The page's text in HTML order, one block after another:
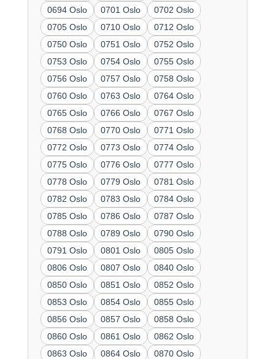
0694 Oslo
0701 Oslo
0702 Oslo
0705 Oslo
0710 Oslo
0712 Oslo
0750 Oslo
0751 Oslo
0752 Oslo
0753 Oslo
0754 Oslo
0755 Oslo
0756 Oslo
0757 Oslo
0758 Oslo
0760 Oslo
0763 Oslo
0764 Oslo
0765 Oslo
0766 Oslo
0767 Oslo
0768 Oslo
0770 Oslo
0771 Oslo
0772 Oslo
0773 Oslo
0774 Oslo
0775 Oslo
0776 Oslo
0777 Oslo
0778 Oslo
0779 Oslo
0781 Oslo
0782 Oslo
0783 Oslo
0784 Oslo
0785 Oslo
0786 Oslo
0787 Oslo
0788 Oslo
0789 Oslo
0790 Oslo
0791 Oslo
0801 Oslo
0805 Oslo
0806 Oslo
0807 Oslo
0840 Oslo
0850 Oslo
0851 Oslo
0852 Oslo
0853 Oslo
0854 Oslo
0855 Oslo
0856 Oslo
0857 Oslo
0858 Oslo
0860 Oslo
0861 Oslo
0862 Oslo
0863 Oslo
0864 Oslo
0870 Oslo